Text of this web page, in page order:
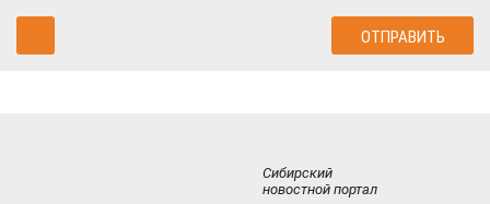
Сибирский
новостной портал